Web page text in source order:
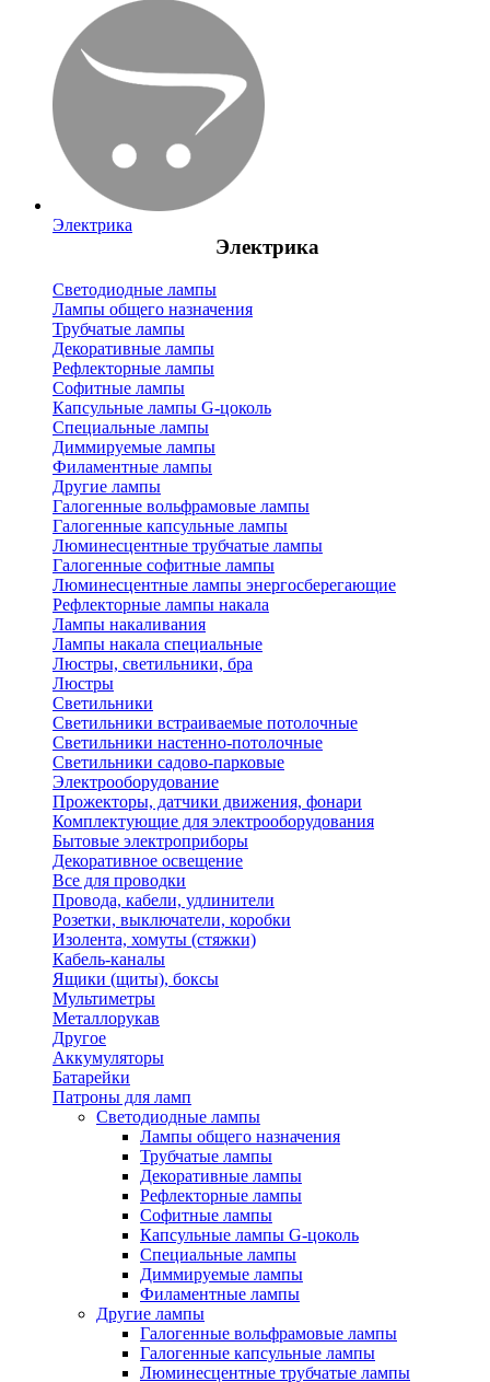
Электрика
Электрика
Светодиодные лампы
Лампы общего назначения
Трубчатые лампы
Декоративные лампы
Рефлекторные лампы
Софитные лампы
Капсульные лампы G-цоколь
Специальные лампы
Диммируемые лампы
Филаментные лампы
Другие лампы
Галогенные вольфрамовые лампы
Галогенные капсульные лампы
Люминесцентные трубчатые лампы
Галогенные софитные лампы
Люминесцентные лампы энергосберегающие
Рефлекторные лампы накала
Лампы накаливания
Лампы накала специальные
Люстры, светильники, бра
Люстры
Светильники
Светильники встраиваемые потолочные
Светильники настенно-потолочные
Светильники садово-парковые
Электрооборудование
Прожекторы, датчики движения, фонари
Комплектующие для электрооборудования
Бытовые электроприборы
Декоративное освещение
Все для проводки
Провода, кабели, удлинители
Розетки, выключатели, коробки
Изолента, хомуты (стяжки)
Кабель-каналы
Ящики (щиты), боксы
Мультиметры
Металлорукав
Другое
Аккумуляторы
Батарейки
Патроны для ламп
Светодиодные лампы
Лампы общего назначения
Трубчатые лампы
Декоративные лампы
Рефлекторные лампы
Софитные лампы
Капсульные лампы G-цоколь
Специальные лампы
Диммируемые лампы
Филаментные лампы
Другие лампы
Галогенные вольфрамовые лампы
Галогенные капсульные лампы
Люминесцентные трубчатые лампы